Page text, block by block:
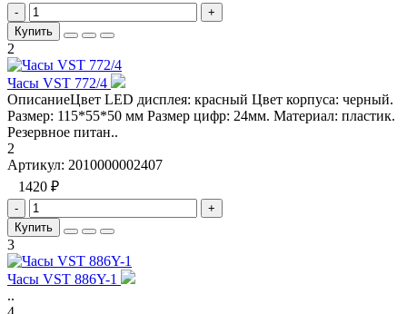
-
+
Купить
2
Часы VST 772/4
ОписаниеЦвет LED дисплея: красный Цвет корпуса: черный.
Размер: 115*55*50 мм Размер цифр: 24мм. Материал: пластик.
Резервное питан..
2
Артикул: 2010000002407
1420 ₽
-
+
Купить
3
Часы VST 886Y-1
..